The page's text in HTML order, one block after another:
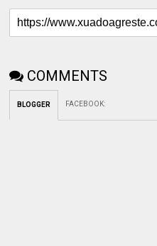
COMMENTS
BLOGGER FACEBOOK: